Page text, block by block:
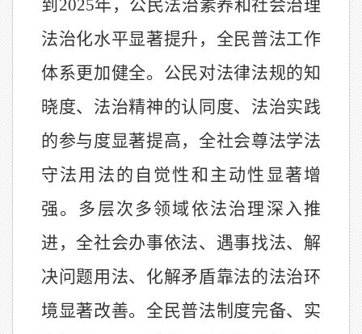
到 2025年，公民法治素养和社会治理
法治化水平显著提升，全民普法工作
体系更加健全。公民对法律法规的知
晓度、法治精神的认同度、法治实践
的参与度显著提高，全社会尊法学法
守法用法的自觉性和主动性显著增
强。多层次多领域依法治理深入推
进，全社会办事依法、遇事找法、解
决问题用法、化解矛盾靠法的法治环
境显著改善。全民普法制度完备、实